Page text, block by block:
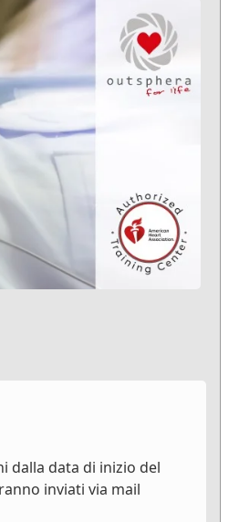
dalla data di inizio del
inviati via mail